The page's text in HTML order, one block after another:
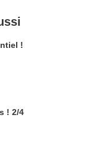
!
! 2/4